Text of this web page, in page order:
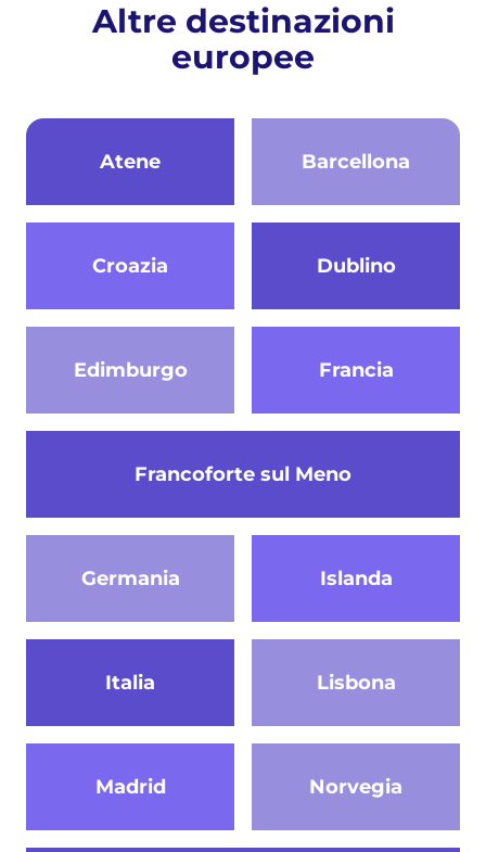
Altre destinazioni
europee
Atene Barcellona
Croazia Dublino
Edimburgo Francia
Francoforte sul Meno
Germania Islanda
Italia Lisbona
Madrid Norvegia